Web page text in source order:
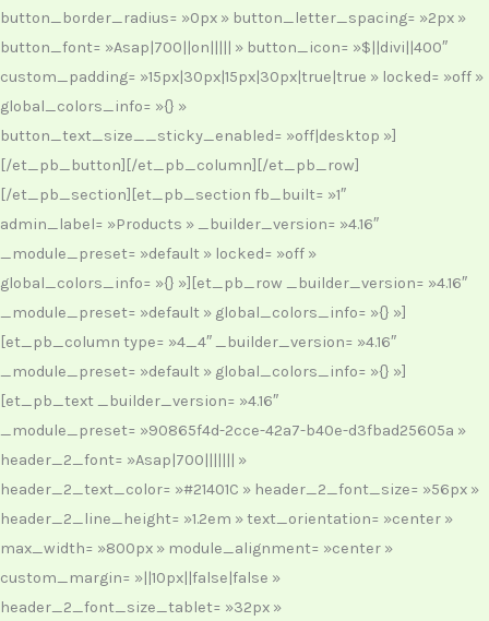
button_border_radius= »0px » button_letter_spacing= »2px »
button_font= »Asap|700||on||||| » button_icon= »$||divi||400″
custom_padding= »15px|30px|15px|30px|true|true » locked= »off »
global_colors_info= »{} »
button_text_size__sticky_enabled= »off|desktop »]
[/et_pb_button][/et_pb_column][/et_pb_row]
[/et_pb_section][et_pb_section fb_built= »1″
admin_label= »Products » _builder_version= »4.16″
_module_preset= »default » locked= »off »
global_colors_info= »{} »][et_pb_row _builder_version= »4.16″
_module_preset= »default » global_colors_info= »{} »]
[et_pb_column type= »4_4″ _builder_version= »4.16″
_module_preset= »default » global_colors_info= »{} »]
[et_pb_text _builder_version= »4.16″
_module_preset= »90865f4d-2cce-42a7-b40e-d3fbad25605a »
header_2_font= »Asap|700||||||| »
header_2_text_color= »#21401C » header_2_font_size= »56px »
header_2_line_height= »1.2em » text_orientation= »center »
max_width= »800px » module_alignment= »center »
custom_margin= »||10px||false|false »
header_2_font_size_tablet= »32px »